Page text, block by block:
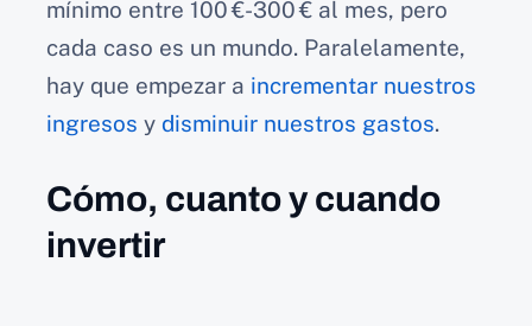
mínimo entre 100 €-300 € al mes, pero
cada caso es un mundo. Paralelamente,
hay que empezar a incrementar nuestros
ingresos y disminuir nuestros gastos.
Cómo, cuanto y cuando
invertir